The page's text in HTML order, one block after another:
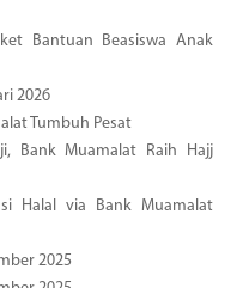
Bantuan Beasiswa Anak
2026
Tumbuh Pesat
Bank Muamalat Raih Hajj
Halal via Bank Muamalat
2025